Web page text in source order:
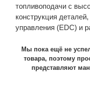
топливоподачи с
конструкция
управления (EDC) и
Мы пока ещё не
товара, поэтому
представляют